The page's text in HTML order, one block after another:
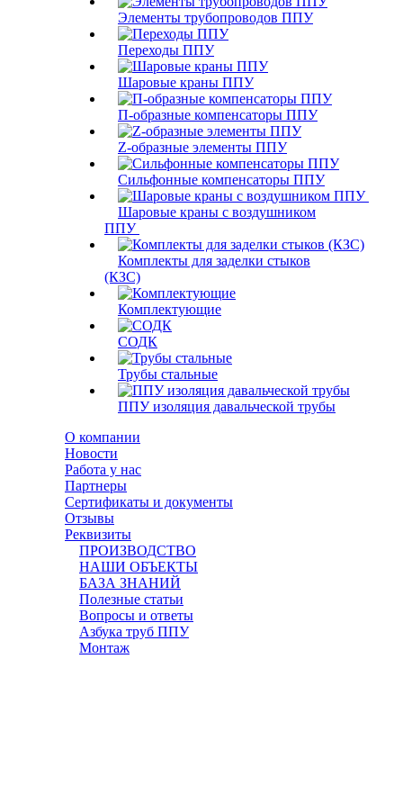
Элементы трубопроводов ППУ
Переходы ППУ
Шаровые краны ППУ
П-образные компенсаторы ППУ
Z-образные элементы ППУ
Сильфонные компенсаторы ППУ
Шаровые краны с воздушником
ППУ
Комплекты для заделки стыков
(КЗС)
Комплектующие
СОДК
Трубы стальные
ППУ изоляция давальческой трубы
О компании
Новости
Работа у нас
Партнеры
Сертификаты и документы
Отзывы
Реквизиты
ПРОИЗВОДСТВО
НАШИ ОБЪЕКТЫ
БАЗА ЗНАНИЙ
Полезные статьи
Вопросы и ответы
Азбука труб ППУ
Монтаж